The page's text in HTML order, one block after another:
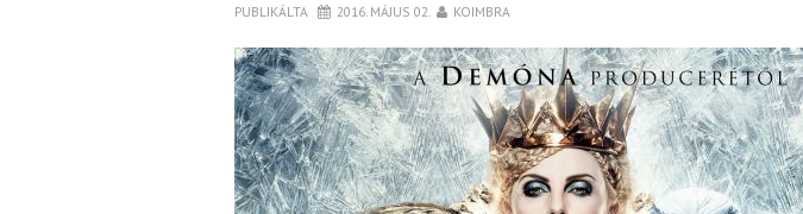
PUBLIKÁLTA 2016. MÁJUS 02. KOIMBRA